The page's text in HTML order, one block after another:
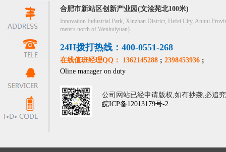
合肥市新站区创新产业园(文浍苑北100米)
Innovation Industrial Park, Xinzhan District, Hefei City, Anhui
meters north of Wenhuiyuan)
24H拨打热线：400-0551-268
在线值班经理QQ： 1362145288 ; 2398453936 ;
Oline manager on duty
公司网站已经申请版权,如有抄袭,必追
皖ICP备12013179号-2